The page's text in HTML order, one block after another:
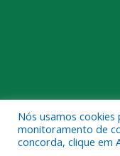
Nós usamos
monitoramento de
concorda, clique em